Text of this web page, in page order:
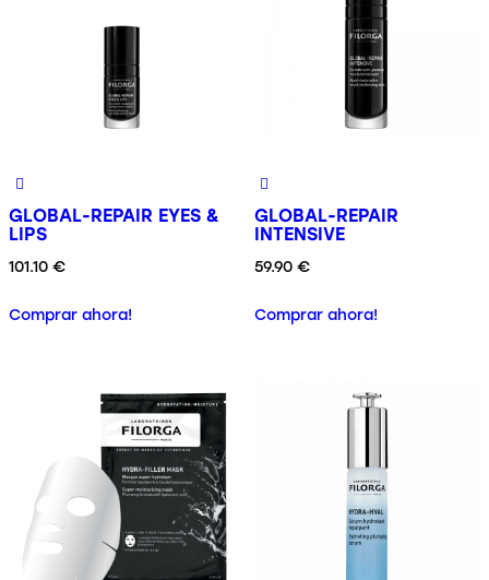
GLOBAL-REPAIR EYES &
LIPS
101.10 €
Comprar ahora!
GLOBAL-REPAIR
INTENSIVE
59.90 €
Comprar ahora!